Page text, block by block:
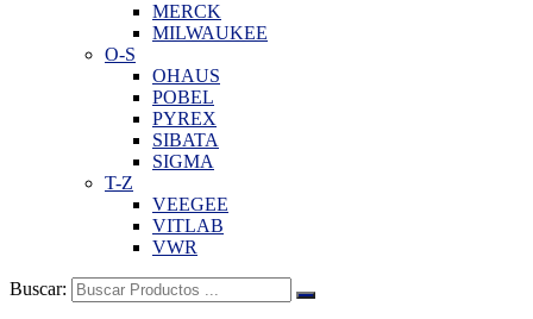
MERCK
MILWAUKEE
O-S
OHAUS
POBEL
PYREX
SIBATA
SIGMA
T-Z
VEEGEE
VITLAB
VWR
Buscar: